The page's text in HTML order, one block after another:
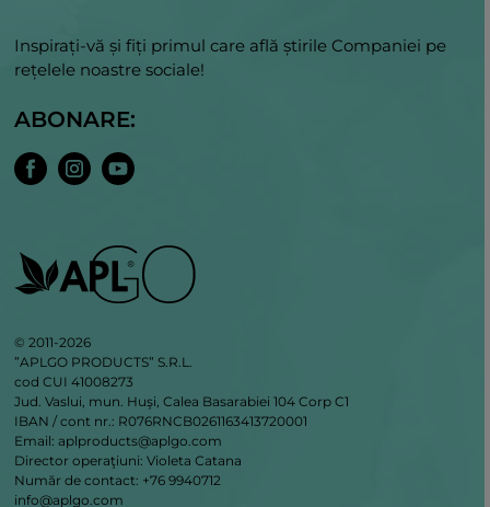
Inspirați-vă și fiți primul care află știrile Companiei pe
rețelele noastre sociale!
ABONARE:
© 2011-2026
”APLGO PRODUCTS” S.R.L.
cod CUI 41008273
Jud. Vaslui, mun. Huşi, Calea Basarabiei 104 Corp C1
IBAN / cont nr.: R076RNCB0261163413720001
Email: aplproducts@aplgo.com
Director operaţiuni: Violeta Сatana
Număr de contact: +76 9940712
info@aplgo.com